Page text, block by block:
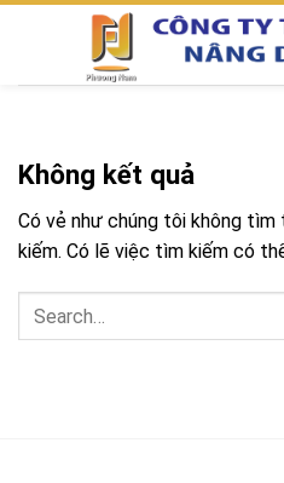
Chuyển
Không kết quả
Có vẻ như chúng tôi không
kiếm. Có lẽ việc tìm kiếm có